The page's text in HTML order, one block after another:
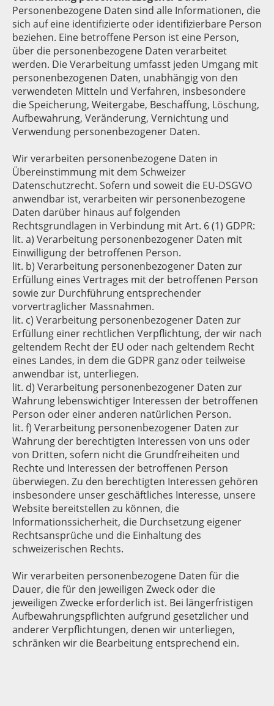
Personenbezogene Daten sind alle Informationen, die
sich auf eine identifizierte oder identifizierbare Person
beziehen. Eine betroffene Person ist eine Person,
über die personenbezogene Daten verarbeitet
werden. Die Verarbeitung umfasst jeden Umgang mit
personenbezogenen Daten, unabhängig von den
verwendeten Mitteln und Verfahren, insbesondere
die Speicherung, Weitergabe, Beschaffung, Löschung,
Aufbewahrung, Veränderung, Vernichtung und
Verwendung personenbezogener Daten.
Wir verarbeiten personenbezogene Daten in
Übereinstimmung mit dem Schweizer
Datenschutzrecht. Sofern und soweit die EU-DSGVO
anwendbar ist, verarbeiten wir personenbezogene
Daten darüber hinaus auf folgenden
Rechtsgrundlagen in Verbindung mit Art. 6 (1) GDPR:
lit. a) Verarbeitung personenbezogener Daten mit
Einwilligung der betroffenen Person.
lit. b) Verarbeitung personenbezogener Daten zur
Erfüllung eines Vertrages mit der betroffenen Person
sowie zur Durchführung entsprechender
vorvertraglicher Massnahmen.
lit. c) Verarbeitung personenbezogener Daten zur
Erfüllung einer rechtlichen Verpflichtung, der wir nach
geltendem Recht der EU oder nach geltendem Recht
eines Landes, in dem die GDPR ganz oder teilweise
anwendbar ist, unterliegen.
lit. d) Verarbeitung personenbezogener Daten zur
Wahrung lebenswichtiger Interessen der betroffenen
Person oder einer anderen natürlichen Person.
lit. f) Verarbeitung personenbezogener Daten zur
Wahrung der berechtigten Interessen von uns oder
von Dritten, sofern nicht die Grundfreiheiten und
Rechte und Interessen der betroffenen Person
überwiegen. Zu den berechtigten Interessen gehören
insbesondere unser geschäftliches Interesse, unsere
Website bereitstellen zu können, die
Informationssicherheit, die Durchsetzung eigener
Rechtsansprüche und die Einhaltung des
schweizerischen Rechts.
Wir verarbeiten personenbezogene Daten für die
Dauer, die für den jeweiligen Zweck oder die
jeweiligen Zwecke erforderlich ist. Bei längerfristigen
Aufbewahrungspflichten aufgrund gesetzlicher und
anderer Verpflichtungen, denen wir unterliegen,
schränken wir die Bearbeitung entsprechend ein.